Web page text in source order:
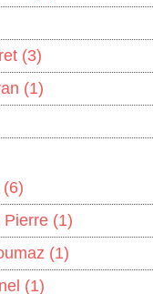
(3)
(1)
(6)
Pierre (1)
(1)
(1)